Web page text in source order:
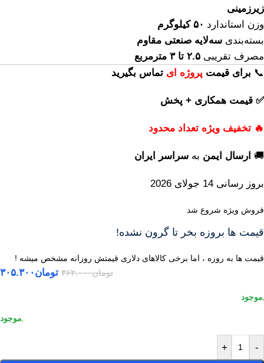
زیرزمینی
وزن استاندارد ۵۰ کیلوگرم
بسته‌بندی سه‌لایه صنعتی مقاوم
مصرف تقریبی ۲.۵ تا ۳ مترمربع
📞 برای قیمت پروژه ای تماس بگیرید
✅ قیمت همکاری + پخش
🔥 تخفیف ویژه تعداد محدود
🚚 ارسال ایمن به سراسر ایران
بروز رسانی 14 جولای 2026
فروش ویژه شروع شد
قیمت ها بروزه بخر تا گرون نشده!
قیمت ها به روزه ، اما برخی کالاهای دلاری قیمتش روزانه مشخص میشه !
تومان۳۶۲.۰۰۰ تومان۳۰۵.۳۰۰
-
+